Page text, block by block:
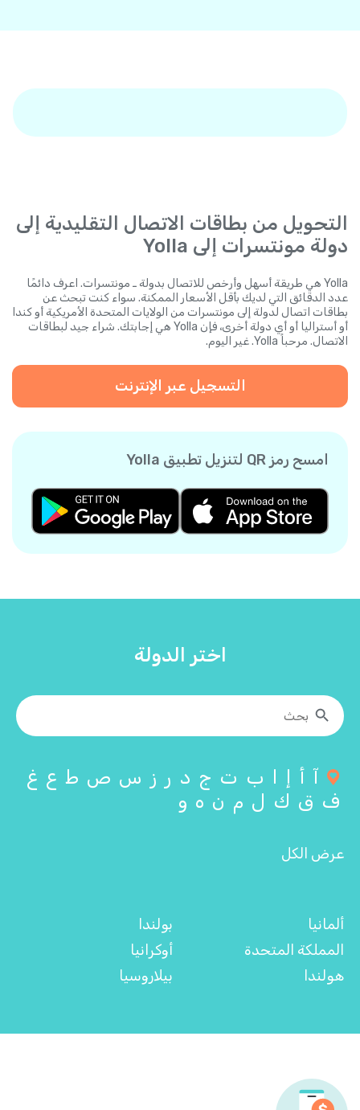
التحويل من بطاقات الاتصال التقليدية إلى
دولة مونتسرات إلى Yolla
Yolla هي طريقة أسهل وأرخص للاتصال بدولة ـ مونتسرات. اعرف دائمًا
عدد الدقائق التي لديك بأقل الأسعار الممكنة. سواء كنت تبحث عن
بطاقات اتصال لدولة إلى مونتسرات من الولايات المتحدة الأمريكية أو كندا
أو أستراليا أو أي دولة أخرى، فإن Yolla هي إجابتك. شراء جيد لبطاقات
الاتصال. مرحباً Yolla. غير اليوم.
التسجيل عبر الإنترنت
امسح رمز QR لتنزيل تطبيق Yolla
اختر الدولة
آ أ إ ا ب ت ج د ر ز س ص ط ع غ
ف ق ك ل م ن ه و
عرض الكل
ألمانيا
المملكة المتحدة
هولندا
بولندا
أوكرانيا
بيلاروسيا